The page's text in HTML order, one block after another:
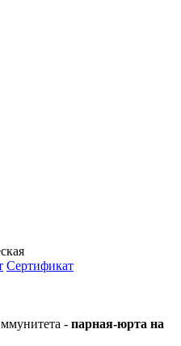
Сертификат
- парная-юрта на